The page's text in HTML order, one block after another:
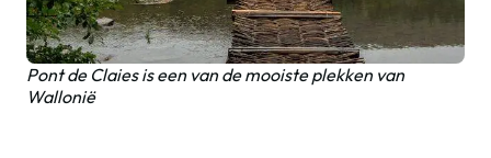
Pont de Claies is een van de mooiste plekken van
Wallonië